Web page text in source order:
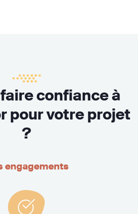
confiance à
pour votre projet
?
engagements